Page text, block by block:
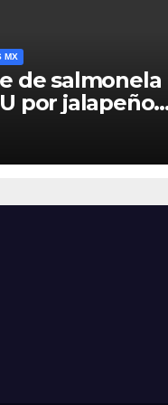
MX
de salmonela
por jalapeños
deja 345
y 36